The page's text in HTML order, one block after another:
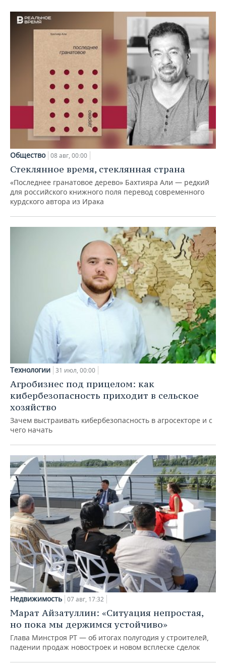
Общество 08 авг, 00:00
Стеклянное время, стеклянная страна
«Последнее гранатовое дерево» Бахтияра Али — редкий
для российского книжного поля перевод современного
курдского автора из Ирака
Технологии 31 июл, 00:00
Агробизнес под прицелом: как
кибербезопасность приходит в сельское
хозяйство
Зачем выстраивать кибербезопасность в агросекторе и с
чего начать
Недвижимость 07 авг, 17:32
Марат Айзатуллин: «Ситуация непростая,
но пока мы держимся устойчиво»
Глава Минстроя РТ — об итогах полугодия у строителей,
падении продаж новостроек и новом всплеске сделок